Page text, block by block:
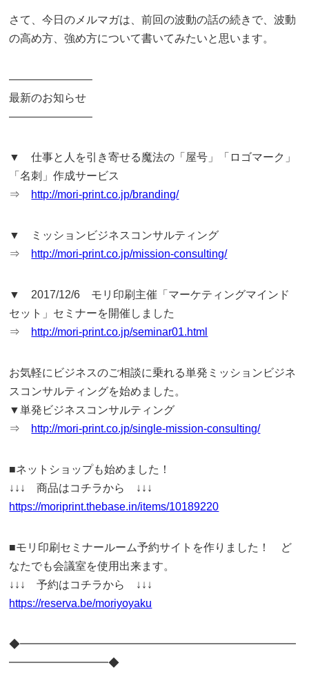
さて、今日のメルマガは、前回の波動の話の続きで、波動
の高め方、強め方について書いてみたいと思います。
———————–
最新のお知らせ
———————–
▼ 仕事と人を引き寄せる魔法の「屋号」「ロゴマーク」
「名刺」作成サービス
⇒ http://mori-print.co.jp/branding/
▼ ミッションビジネスコンサルティング
⇒ http://mori-print.co.jp/mission-consulting/
▼ 2017/12/6 モリ印刷主催「マーケティングマインド
セット」セミナーを開催しました
⇒ http://mori-print.co.jp/seminar01.html
お気軽にビジネスのご相談に乗れる単発ミッションビジネ
スコンサルティングを始めました。
▼単発ビジネスコンサルティング
⇒ http://mori-print.co.jp/single-mission-consulting/
■ネットショップも始めました！
↓↓↓ 商品はコチラから ↓↓↓
https://moriprint.thebase.in/items/10189220
■モリ印刷セミナールーム予約サイトを作りました！ ど
なたでも会議室を使用出来ます。
↓↓↓ 予約はコチラから ↓↓↓
https://reserva.be/moriyoyaku
◆━━━━━━━━━━━━━━━━━━━━━━━━━
━━━━━━━━━◆